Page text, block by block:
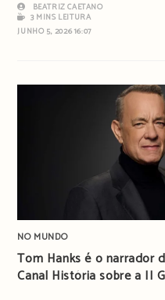
BEATRIZ CAETANO
3 MINS LEITURA
JUNHO 5, 2026 16:07
NO MUNDO
Tom Hanks é o narrador
Canal História sobre a II